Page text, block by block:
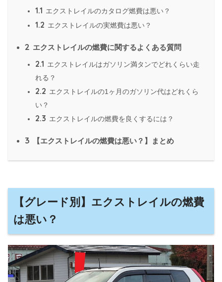
1.1 エクストレイルのカタログ燃費は悪い？
1.2 エクストレイルの実燃費は悪い？
2 エクストレイルの燃費に関するよくある質問
2.1 エクストレイルはガソリン満タンでどれくらい走
れる？
2.2 エクストレイルの1ヶ月のガソリン代はどれくら
い？
2.3 エクストレイルの燃費を良くするには？
3 【エクストレイルの燃費は悪い？】まとめ
【グレード別】エクストレイルの燃費
は悪い？